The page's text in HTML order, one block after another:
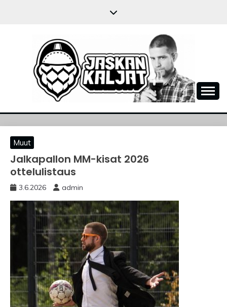
JASKANKALJAT
Muut
Jalkapallon MM-kisat 2026
ottelulistaus
3.6.2026 admin